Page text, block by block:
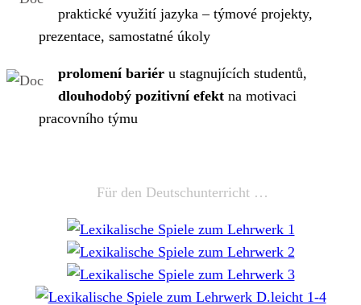
praktické využití jazyka – týmové projekty,
prezentace, samostatné úkoly
prolomení bariér u stagnujících studentů,
dlouhodobý pozitivní efekt na motivaci
pracovního týmu
Für den Deutschunterricht …